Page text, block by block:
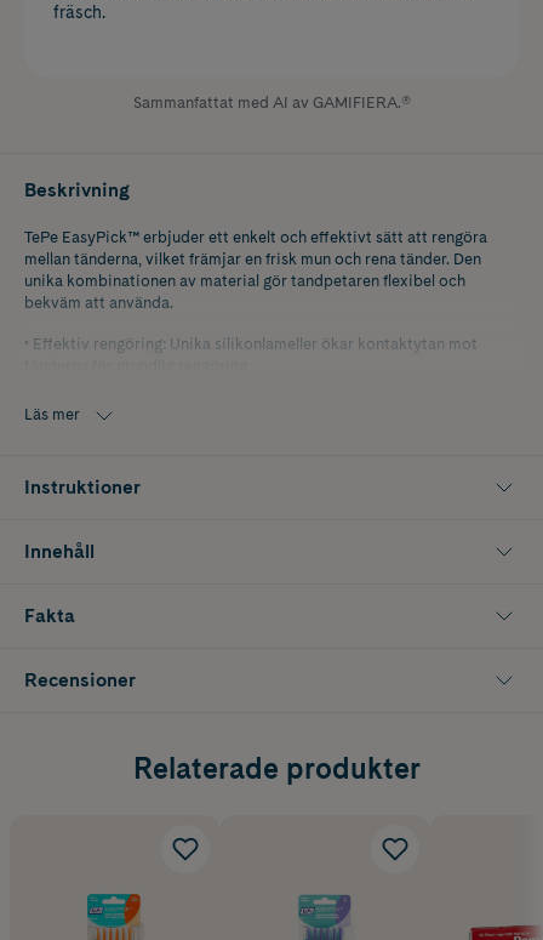
fräsch.
Sammanfattat med AI av GAMIFIERA.®
Beskrivning
TePe EasyPick™ erbjuder ett enkelt och effektivt sätt att rengöra
mellan tänderna, vilket främjar en frisk mun och rena tänder. Den
unika kombinationen av material gör tandpetaren flexibel och
bekväm att använda.
• Effektiv rengöring: Unika silikonlameller ökar kontaktytan mot
• Säker och skonsam: Skaft med non-slip grepp och lång arbetslängd
• Perfekt på språng: Idealisk att ta med när du är på språng och vill
• Hälsosam rutin: Daglig användning av TePe EasyPick™ skapar en
Läs mer
Instruktioner
Innehåll
Fakta
Recensioner
Relaterade produkter